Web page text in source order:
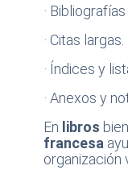
·
· Citas largas.
· Índices y
· Anexos y
En libros bien
francesa
organización